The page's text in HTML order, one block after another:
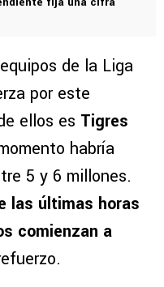
de la Liga
por este
ellos es Tigres
habría
5 y 6 millones.
las últimas horas
comienzan a